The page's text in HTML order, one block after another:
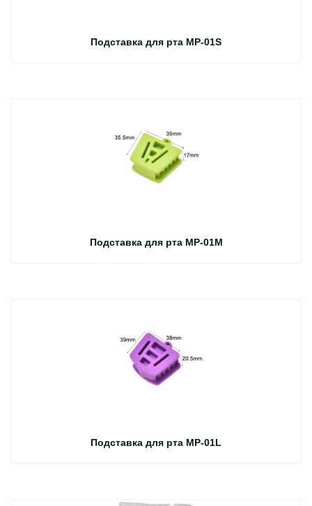
Подставка для рта MP-01S
Подставка для рта MP-01M
Подставка для рта MP-01L